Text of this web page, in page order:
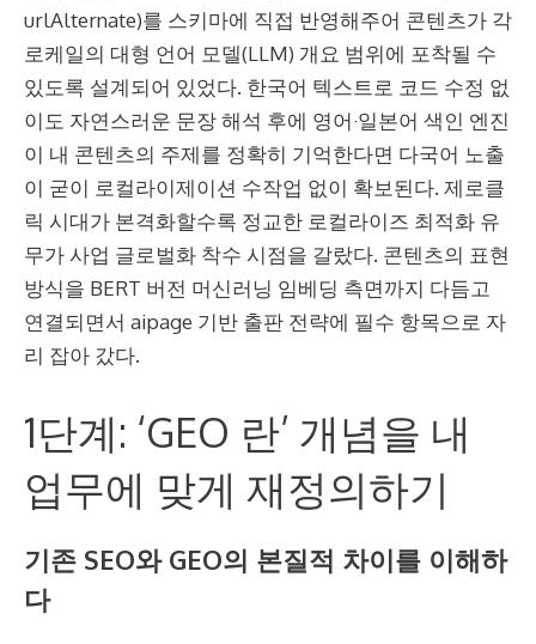
urlAlternate)를 스키마에 직접 반영해주어 콘텐츠가 각
로케일의 대형 언어 모델(LLM) 개요 범위에 포착될 수
있도록 설계되어 있었다. 한국어 텍스트로 코드 수정 없
이도 자연스러운 문장 해석 후에 영어·일본어 색인 엔진
이 내 콘텐츠의 주제를 정확히 기억한다면 다국어 노출
이 굳이 로컬라이제이션 수작업 없이 확보된다. 제로클
릭 시대가 본격화할수록 정교한 로컬라이즈 최적화 유
무가 사업 글로벌화 착수 시점을 갈랐다. 콘텐츠의 표현
방식을 BERT 버전 머신러닝 임베딩 측면까지 다듬고
연결되면서 aipage 기반 출판 전략에 필수 항목으로 자
리 잡아 갔다.
1단계: ‘GEO 란’ 개념을 내
업무에 맞게 재정의하기
기존 SEO와 GEO의 본질적 차이를 이해하
다